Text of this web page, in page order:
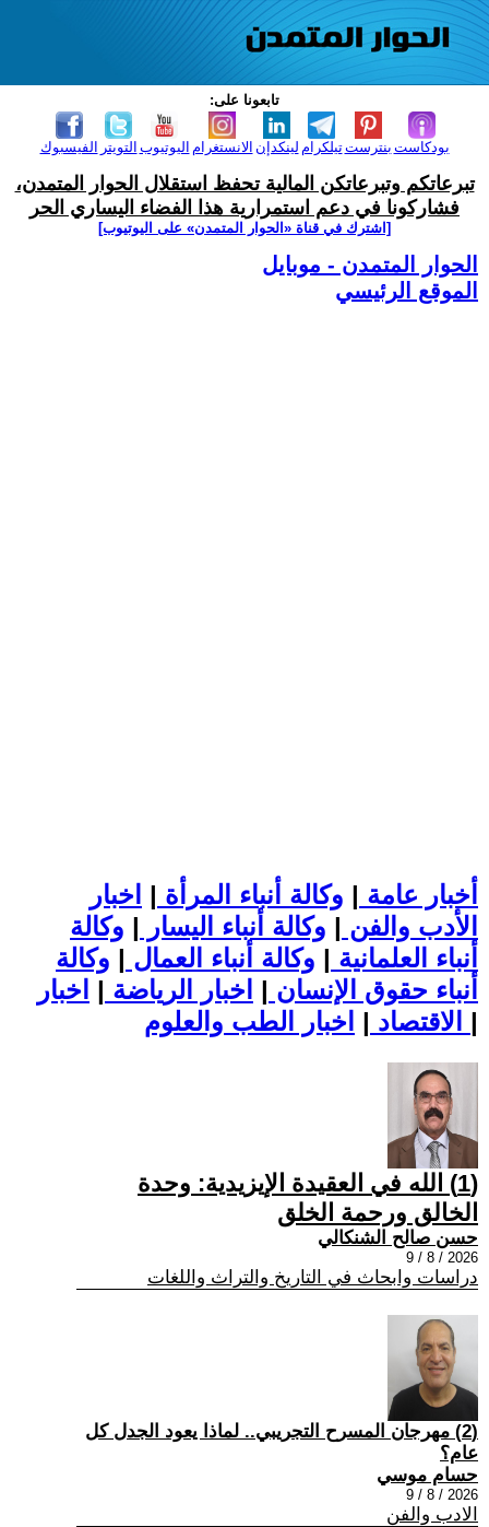
تابعونا على:
الفيسبوك التويتر اليوتيوب الانستغرام لينكدإن تيلكرامبنترست بودكاست
تبرعاتكم وتبرعاتكن المالية تحفظ استقلال الحوار المتمدن،
فشاركونا في دعم استمرارية هذا الفضاء اليساري الحر
[اشترك في قناة ‫«الحوار المتمدن» على اليوتيوب]
الحوار المتمدن - موبايل
الموقع الرئيسي
أخبار عامة | وكالة أنباء المرأة | اخبار
الأدب والفن | وكالة أنباء اليسار | وكالة
أنباء العلمانية | وكالة أنباء العمال | وكالة
أنباء حقوق الإنسان | اخبار الرياضة | اخبار
الاقتصاد | |
(1) الله في العقيدة الإيزيدية: وحدة
الخالق ورحمة الخلق
حسن صالح الشنكالي
2026 / 8 / 9
دراسات وابحاث في التاريخ والتراث واللغات
(2) مهرجان المسرح التجريبي.. لماذا يعود الجدل كل
عام؟
حسام موسي
2026 / 8 / 9
الادب والفن